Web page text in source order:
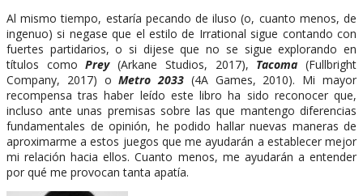
Al mismo tiempo, estaría pecando de iluso (o, cuanto menos, de
ingenuo) si negase que el estilo de Irrational sigue contando con
fuertes partidarios, o si dijese que no se sigue explorando en
títulos comoPrey(Arkane Studios, 2017), Tacoma(Fullbright
Company, 2017) oMetro 2033 (4A Games, 2010). Mi mayor
recompensa tras haber leído este libro ha sido reconocer que,
incluso ante unas premisas sobre las que mantengo diferencias
fundamentales de opinión, he podido hallar nuevas maneras de
aproximarme a estos juegos que me ayudarán a establecer mejor
mi relación hacia ellos. Cuanto menos, me ayudarán a entender
por qué me provocan tanta apatía.